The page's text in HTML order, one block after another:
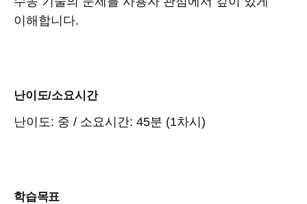
이해합니다.
난이도/소요시간
난이도: 중 / 소요시간: 45분 (1차시)
학습목표